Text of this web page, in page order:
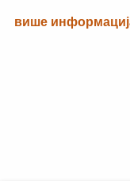
више